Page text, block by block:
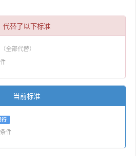
代替了以下标准
（全部代替）
当前标准
行
件